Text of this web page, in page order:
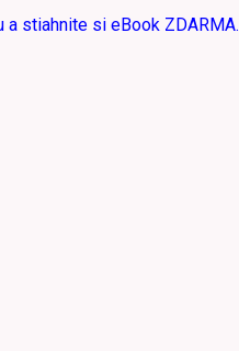
stiahnite si eBook ZDARMA.